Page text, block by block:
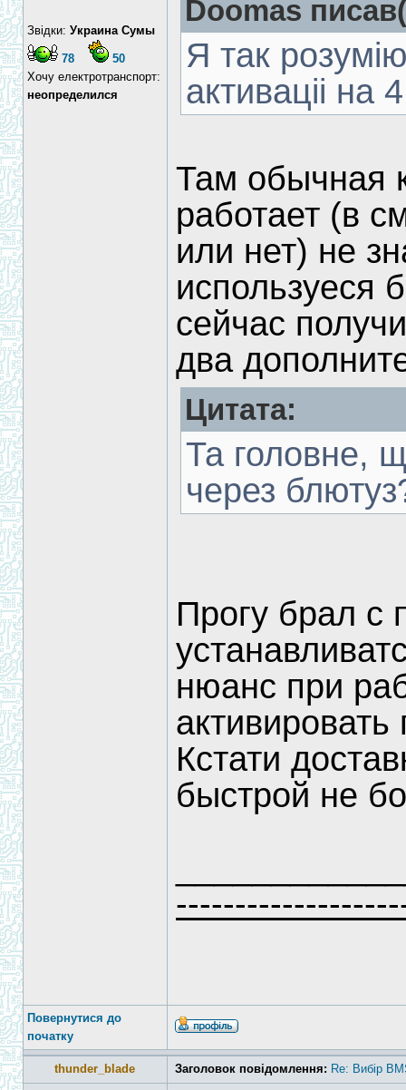
Звідки: Украина Сумы
78
50
Хочу електротранспорт:
неопределился
Doomas
Я так
активаціі на
Там обычная
работает (в
или нет) не
используеся
сейчас
два
Цитата:
Та головне,
через
Прогу брал с
нюанс при
Кстати
быстрой не
Повернутися до
початку
thunder_blade Заголовок повідомлення: Re: Вибір